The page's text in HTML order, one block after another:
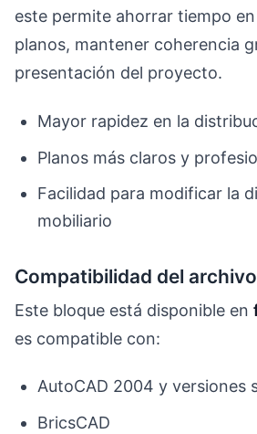
este permite ahorrar tiempo
planos, mantener coherencia
presentación del proyecto.
Mayor rapidez en la
Planos más claros y
Facilidad para modificar la
mobiliario
Compatibilidad del archivo
Este bloque está disponible en
es compatible con:
AutoCAD 2004 y versiones
BricsCAD